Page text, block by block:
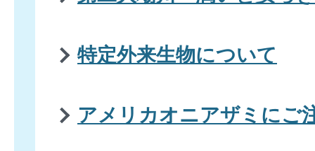
特定外来生物について
アメリカオニアザミにご